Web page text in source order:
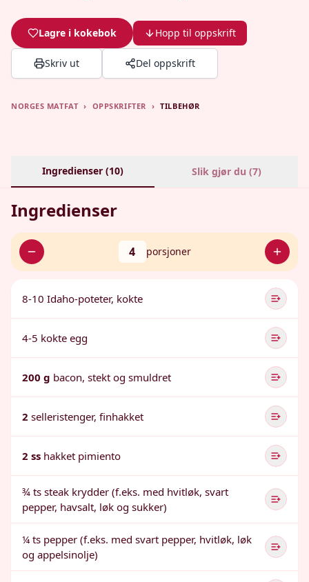
Lagre i kokebok Hopp til oppskrift
Skriv ut Del oppskrift
NORGES MATFAT › OPPSKRIFTER › TILBEHØR
Ingredienser (10) Slik gjør du (7)
Ingredienser
4 porsjoner
8-10 Idaho-poteter, kokte
4-5 kokte egg
200 g bacon, stekt og smuldret
2 selleristenger, finhakket
2 ss hakket pimiento
¾ ts steak krydder (f.eks. med hvitløk, svart
pepper, havsalt, løk og sukker)
¼ ts pepper (f.eks. med svart pepper, hvitløk, løk
og appelsinolje)